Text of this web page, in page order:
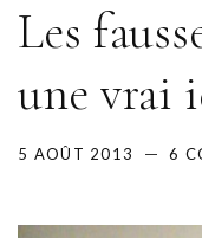
Les
une vrai
5 AOÛT 2013 6